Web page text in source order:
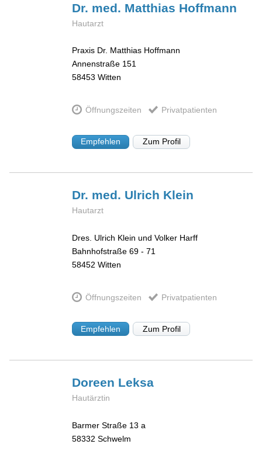
Dr. med. Matthias Hoffmann
Hautarzt
Praxis Dr. Matthias Hoffmann
Annenstraße 151
58453 Witten
Öffnungszeiten Privatpatienten
Empfehlen Zum Profil
Dr. med. Ulrich Klein
Hautarzt
Dres. Ulrich Klein und Volker Harff
Bahnhofstraße 69 - 71
58452 Witten
Öffnungszeiten Privatpatienten
Empfehlen Zum Profil
Doreen Leksa
Hautärztin
Barmer Straße 13 a
58332 Schwelm